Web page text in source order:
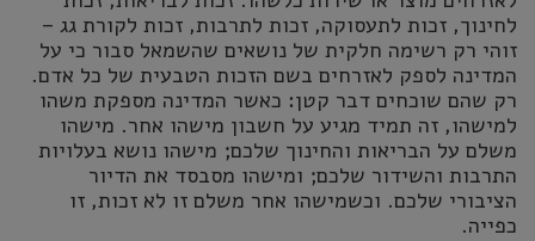
לחינוך, זכות לתעסוקה, זכות לתרבות, זכות לקורת גג –
זוהי רק רשימה חלקית של נושאים שהשמאל סבור כי על
המדינה לספק לאזרחים בשם הזכות הטבעית של כל אדם.
רק שהם שוכחים דבר קטן: כאשר המדינה מספקת משהו
למישהו, זה תמיד מגיע על חשבון מישהו אחר. מישהו
משלם על הבריאות והחינוך שלכם; מישהו נושא בעלויות
התרבות והשידור שלכם; ומישהו מסבסד את הדיור
הציבורי שלכם. וכשמישהו אחר משלם זו לא זכות, זו
כפייה.